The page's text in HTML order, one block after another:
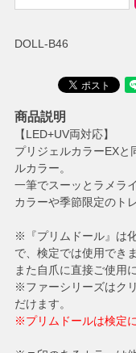
DOLL-B46
商品説明
【LED+UV両対応】
プリジェルカラーEXと
ルカラー。
一筆でスーッとラメラ
カラーや季節限定のト
※『プリムドール』は
で、検定では使用でき
また自爪に直接ご使用
※ファーシリーズはク
だけます。
※プリムドールは検定